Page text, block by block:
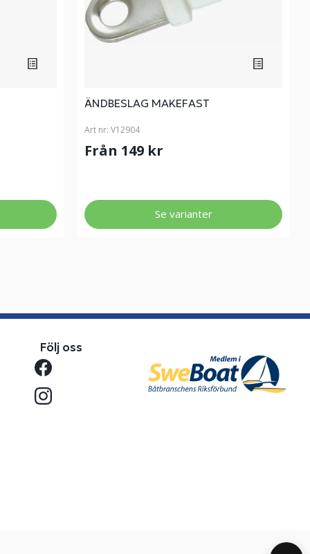
ÄNDBESLAG MAKEFAST
Art nr: V12904
Från 149 kr
Se varianter
Följ oss